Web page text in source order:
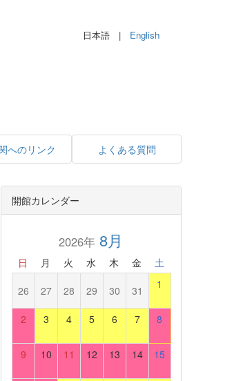
日本語 | English
へのリンク よくある質問
開館カレンダー
2026年 8月
日 月 火 水 木 金 土
26 27 28 29 30 31 1
2 3 4 5 6 7 8
9 10 11 12 13 14 15